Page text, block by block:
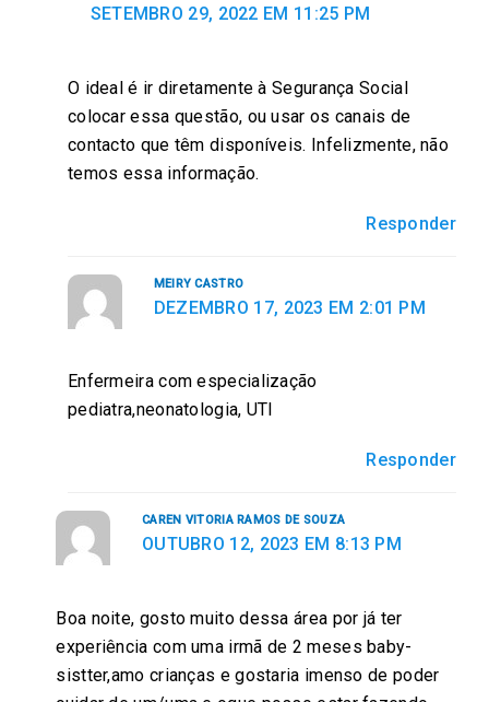
SETEMBRO 29, 2022 EM 11:25 PM
O ideal é ir diretamente à Segurança Social
colocar essa questão, ou usar os canais de
contacto que têm disponíveis. Infelizmente, não
temos essa informação.
Responder
MEIRY CASTRO
DEZEMBRO 17, 2023 EM 2:01 PM
Enfermeira com especialização
pediatra,neonatologia, UTI
Responder
CAREN VITORIA RAMOS DE SOUZA
OUTUBRO 12, 2023 EM 8:13 PM
Boa noite, gosto muito dessa área por já ter
experiência com uma irmã de 2 meses baby-
sistter,amo crianças e gostaria imenso de poder